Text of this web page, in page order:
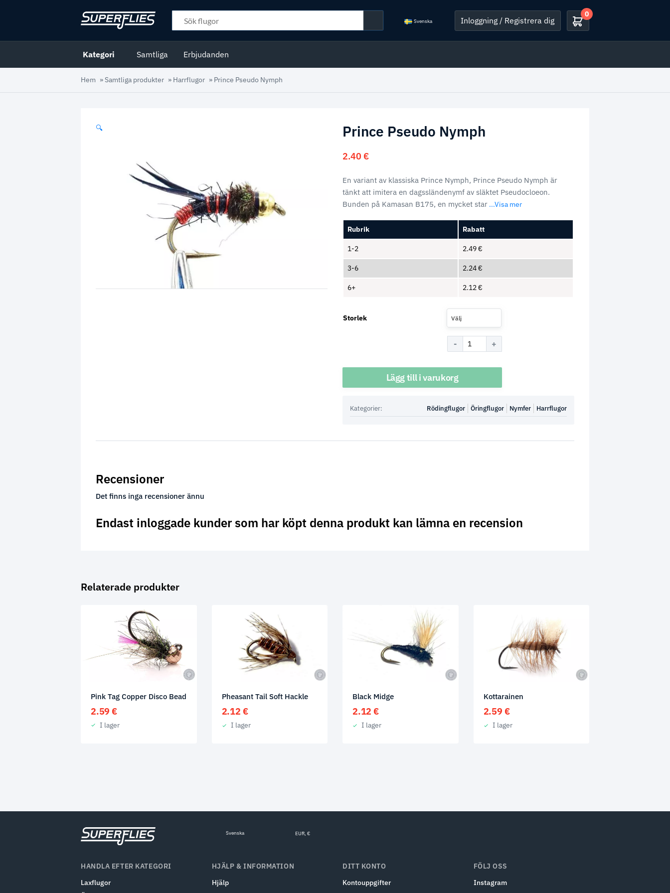
Svenska Inloggning / Registrera dig
0
Kategori Samtliga Erbjudanden
Hem »Samtliga produkter » Harrflugor » Prince Pseudo Nymph
🔍 Prince Pseudo Nymph
2.40 €
En variant av klassiska Prince Nymph, Prince Pseudo Nymph är
tänkt att imitera en dagssländenymf av släktet Pseudocloeon.
Bunden på Kamasan B175, en mycket star ...Visa mer
Rubrik Rabatt
1-2 2.49€
3-6 2.24€
6+ 2.12€
Storlek Välj
Lägg till i varukorg
Kategorier: Harrflugor
Nymfer
Öringflugor
Rödingflugor
Recensioner
Det finns inga recensioner ännu
Endast inloggade kunder som har köpt denna produkt kan lämna en recension
Relaterade produkter
Pink Tag Copper Disco Bead
2.59 €
I lager
Pheasant Tail Soft Hackle
2.12 €
I lager
Black Midge
2.12 €
I lager
Kottarainen
2.59 €
I lager
Svenska EUR, €
HANDLA EFTER KATEGORI
Laxflugor
HJÄLP & INFORMATION
Hjälp
DITT KONTO
Kontouppgifter
FÖLJ OSS
Instagram